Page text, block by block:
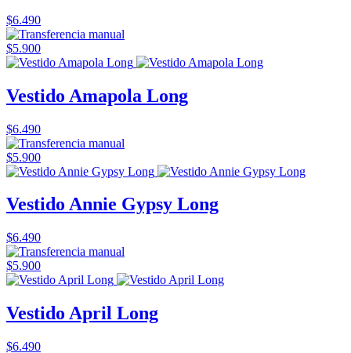
$6.490
$5.900
Vestido Amapola Long
$6.490
$5.900
Vestido Annie Gypsy Long
$6.490
$5.900
Vestido April Long
$6.490